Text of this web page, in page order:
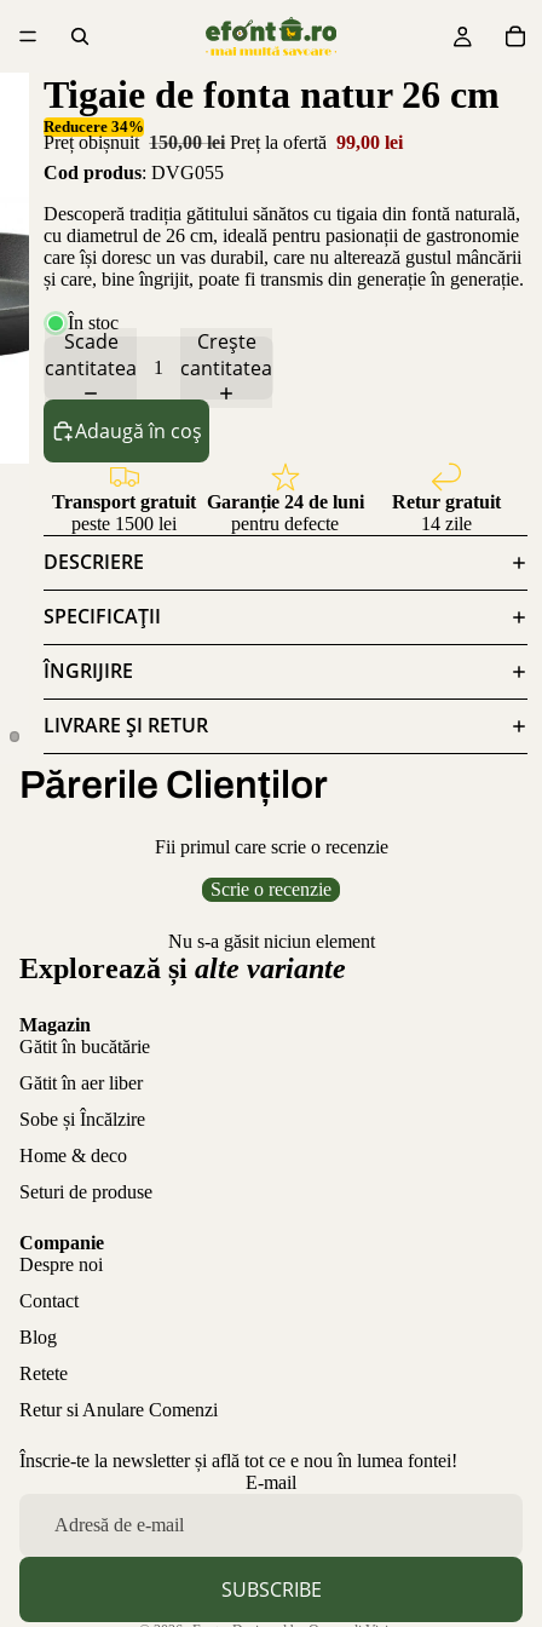
Tigaie de fonta natur 26 cm
Reducere 34%
Preț obișnuit 150,00 lei Preț la ofertă 99,00 lei
Cod produs: DVG055
Descoperă tradiția gătitului sănătos cu tigaia din fontă naturală,
cu diametrul de 26 cm, ideală pentru pasionații de gastronomie
care își doresc un vas durabil, care nu alterează gustul mâncării
și care, bine îngrijit, poate fi transmis din generație în generație.
În stoc
Scade
cantitatea
Crește
cantitatea
Adaugă în coș
Transport gratuit
peste 1500 lei
Garanție 24 de luni
pentru defecte
Retur gratuit
14 zile
DESCRIERE
SPECIFICAȚII
ÎNGRIJIRE
LIVRARE ȘI RETUR
Părerile Clienților
Fii primul care scrie o recenzie
Scrie o recenzie
Nu s-a găsit niciun element
Explorează și alte variante
Magazin
Gătit în bucătărie
Gătit în aer liber
Sobe și Încălzire
Home & deco
Seturi de produse
Companie
Despre noi
Contact
Blog
Retete
Retur si Anulare Comenzi
Înscrie-te la newsletter și află tot ce e nou în lumea fontei!
E-mail
SUBSCRIBE
Politica de confidențialitate